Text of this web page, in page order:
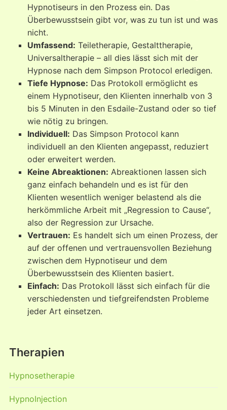
Therapien
Hypnosetherapie
HypnoInjection
Hypnotiseurs in den Prozess ein. Das
Überbewusstsein gibt vor, was zu tun ist und was
nicht.
Umfassend: Teiletherapie, Gestalttherapie,
Universaltherapie – all dies lässt sich mit der
Hypnose nach dem Simpson Protocol erledigen.
Tiefe Hypnose: Das Protokoll ermöglicht es
einem Hypnotiseur, den Klienten innerhalb von 3
bis 5 Minuten in den Esdaile-Zustand oder so tief
wie nötig zu bringen.
Individuell: Das Simpson Protocol kann
individuell an den Klienten angepasst, reduziert
oder erweitert werden.
Keine Abreaktionen: Abreaktionen lassen sich
ganz einfach behandeln und es ist für den
Klienten wesentlich weniger belastend als die
herkömmliche Arbeit mit „Regression to Cause“,
also der Regression zur Ursache.
Vertrauen: Es handelt sich um einen Prozess, der
auf der offenen und vertrauensvollen Beziehung
zwischen dem Hypnotiseur und dem
Überbewusstsein des Klienten basiert.
Einfach: Das Protokoll lässt sich einfach für die
verschiedensten und tiefgreifendsten Probleme
jeder Art einsetzen.